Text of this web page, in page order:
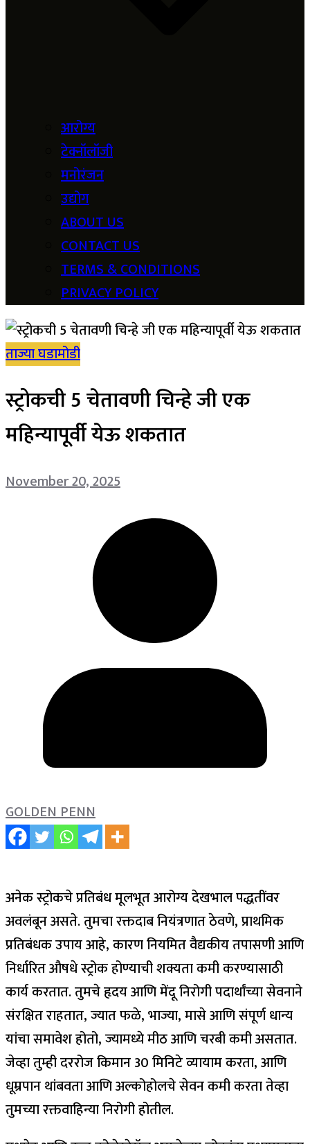
आरोग्य
टेक्नॉलॉजी
मनोरंजन
उद्योग
ABOUT US
CONTACT US
TERMS & CONDITIONS
PRIVACY POLICY
ताज्या घडामोडी
स्ट्रोकची 5 चेतावणी चिन्हे जी एक
महिन्यापूर्वी येऊ शकतात
November 20, 2025
GOLDEN PENN
अनेक स्ट्रोकचे प्रतिबंध मूलभूत आरोग्य देखभाल पद्धतींवर
अवलंबून असते. तुमचा रक्तदाब नियंत्रणात ठेवणे, प्राथमिक
प्रतिबंधक उपाय आहे, कारण नियमित वैद्यकीय तपासणी आणि
निर्धारित औषधे स्ट्रोक होण्याची शक्यता कमी करण्यासाठी
कार्य करतात. तुमचे हृदय आणि मेंदू निरोगी पदार्थांच्या सेवनाने
संरक्षित राहतात, ज्यात फळे, भाज्या, मासे आणि संपूर्ण धान्य
यांचा समावेश होतो, ज्यामध्ये मीठ आणि चरबी कमी असतात.
जेव्हा तुम्ही दररोज किमान 30 मिनिटे व्यायाम करता, आणि
धूम्रपान थांबवता आणि अल्कोहोलचे सेवन कमी करता तेव्हा
तुमच्या रक्तवाहिन्या निरोगी होतील.